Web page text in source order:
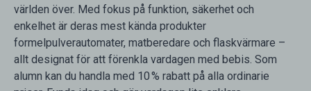
världen över. Med fokus på funktion, säkerhet och
enkelhet är deras mest kända produkter
formelpulverautomater, matberedare och flaskvärmare –
allt designat för att förenkla vardagen med bebis. Som
alumn kan du handla med 10 % rabatt på alla ordinarie